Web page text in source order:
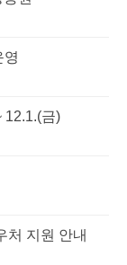
영
12.1.(금)
처 지원 안내